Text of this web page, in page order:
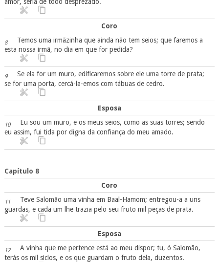
Coro
8
Temos uma irmãzinha que ainda não tem seios; que faremos a
esta nossa irmã, no dia em que for pedida?
9
Se ela for um muro, edificaremos sobre ele uma torre de prata;
se for uma porta, cercá-la-emos com tábuas de cedro.
Esposa
10
Eu sou um muro, e os meus seios, como as suas torres; sendo
eu assim, fui tida por digna da confiança do meu amado.
Capítulo 8
Coro
11
Teve Salomão uma vinha em Baal-Hamom; entregou-a a uns
guardas, e cada um lhe trazia pelo seu fruto mil peças de prata.
Esposa
12
A vinha que me pertence está ao meu dispor; tu, ó Salomão,
terás os mil siclos, e os que guardam o fruto dela, duzentos.